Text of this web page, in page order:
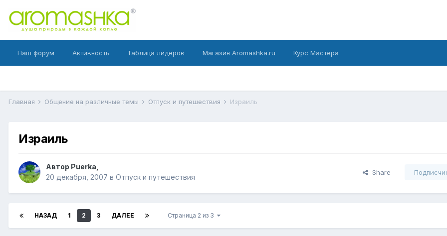
Наш форум Активность Таблица лидеров Магазин Aromashka.ru Курс Мастера
Главная Общение на различные темы Отпуск и путешествия Израиль
Израиль
Автор Puerka
20 декабря, 2007 в Отпуск и путешествия
Share
НАЗАД 1 2 3 ДАЛЕЕ Страница 2 из 3